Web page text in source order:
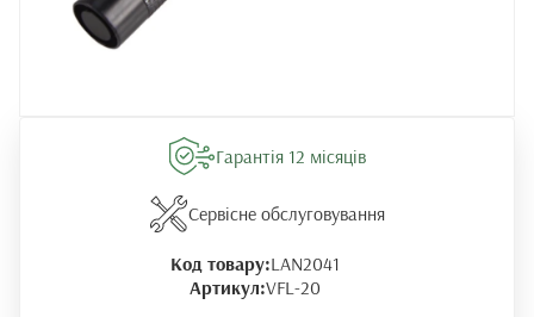
Гарантія 12 місяців
Сервісне обслуговування
Код товару:LAN2041
Артикул:VFL-20